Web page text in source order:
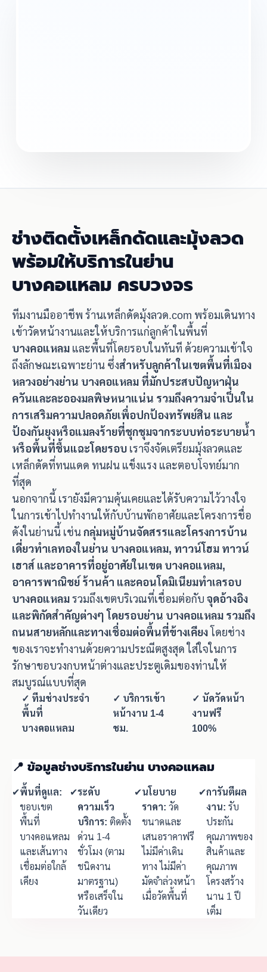
ช่างติดตั้งเหล็กดัดและมุ้งลวด
พร้อมให้บริการในย่าน
บางคอแหลม ครบวงจร
ทีมงานมืออาชีพ ร้านเหล็กดัดมุ้งลวด.com พร้อมเดินทาง
เข้าวัดหน้างานและให้บริการแก่ลูกค้าในพื้นที่
บางคอแหลม และพื้นที่โดยรอบในทันที ด้วยความเข้าใจ
ถึงลักษณะเฉพาะย่าน ซึ่งสำหรับลูกค้าในเขตพื้นที่เมือง
หลวงอย่างย่าน บางคอแหลม ที่มักประสบปัญหาฝุ่น
ควันและละอองมลพิษหนาแน่น รวมถึงความจำเป็นใน
การเสริมความปลอดภัยเพื่อปกป้องทรัพย์สิน และ
ป้องกันยุงหรือแมลงร้ายที่ชุกชุมจากระบบท่อระบายน้ำ
หรือพื้นที่ชื้นแฉะโดยรอบ เราจึงจัดเตรียมมุ้งลวดและ
เหล็กดัดที่ทนแดด ทนฝน แข็งแรง และตอบโจทย์มาก
ที่สุด
นอกจากนี้ เรายังมีความคุ้นเคยและได้รับความไว้วางใจ
ในการเข้าไปทำงานให้กับบ้านพักอาศัยและโครงการชื่อ
ดังในย่านนี้ เช่นกลุ่มหมู่บ้านจัดสรรและโครงการบ้าน
เดี่ยวทำเลทองในย่าน บางคอแหลม, ทาวน์โฮม ทาวน์
เฮาส์ และอาคารที่อยู่อาศัยในเขต บางคอแหลม,
อาคารพาณิชย์ ร้านค้า และคอนโดมิเนียมทำเลรอบ
บางคอแหลมรวมถึงเขตบริเวณที่เชื่อมต่อกับ จุดอ้างอิง
และพิกัดสำคัญต่างๆ โดยรอบย่าน บางคอแหลม รวมถึง
ถนนสายหลักและทางเชื่อมต่อพื้นที่ข้างเคียงโดยช่าง
ของเราจะทำงานด้วยความประณีตสูงสุด ใส่ใจในการ
รักษาขอบวงกบหน้าต่างและประตูเดิมของท่านให้
สมบูรณ์แบบที่สุด
✓ ทีมช่างประจำ
พื้นที่
บางคอแหลม
✓ บริการเข้า
หน้างาน 1-4
ชม.
✓ นัดวัดหน้า
งานฟรี
100%
📍 ข้อมูลช่างบริการในย่าน บางคอแหลม
✔พื้นที่ดูแล:
ขอบเขต
พื้นที่
บางคอแหลม
และเส้นทาง
เชื่อมต่อใกล้
เคียง
✔ระดับ
ความเร็ว
บริการ: ติดตั้ง
ด่วน 1-4
ชั่วโมง (ตาม
ชนิดงาน
มาตรฐาน)
หรือเสร็จใน
วันเดียว
✔นโยบาย
ราคา: วัด
ขนาดและ
เสนอราคาฟรี
ไม่มีค่าเดิน
ทาง ไม่มีค่า
มัดจำล่วงหน้า
เมื่อวัดพื้นที่
✔การันตีผล
งาน: รับ
ประกัน
คุณภาพของ
สินค้าและ
คุณภาพ
โครงสร้าง
นาน 1 ปี
เต็ม